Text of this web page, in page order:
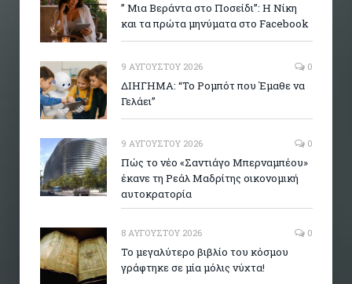
” Μια Βεράντα στο Ποσείδι”: Η Νίκη
και τα πρώτα μηνύματα στο Facebook
9 ΑΥΓΟΎΣΤΟΥ 2026 0
ΔΙΗΓΗΜΑ: “Το Ρομπότ που Έμαθε να
Γελάει”
9 ΑΥΓΟΎΣΤΟΥ 2026 0
Πώς το νέο «Σαντιάγο Μπερναμπέου»
έκανε τη Ρεάλ Μαδρίτης οικονομική
αυτοκρατορία
8 ΑΥΓΟΎΣΤΟΥ 2026 0
Το μεγαλύτερο βιβλίο του κόσμου
γράφτηκε σε μία μόλις νύχτα!